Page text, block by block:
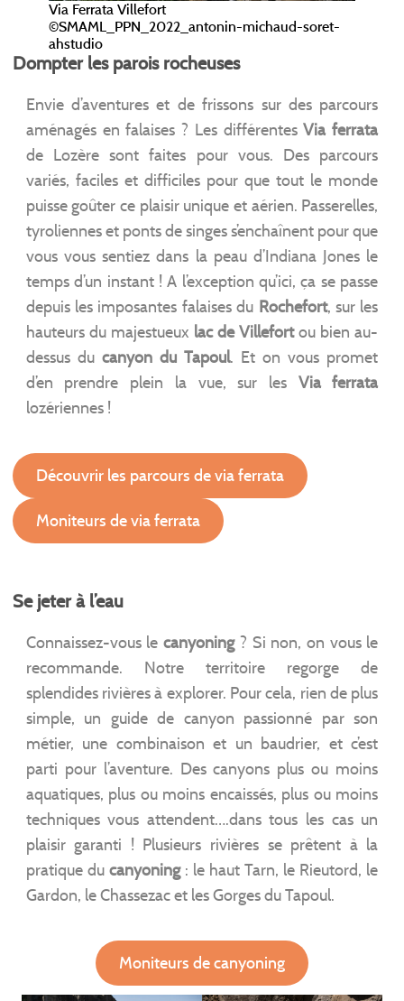
Via Ferrata Villefort
©SMAML_PPN_2022_antonin-michaud-soret-
ahstudio
Dompter les parois rocheuses
Envie d’aventures et de frissons sur des parcours
aménagés en falaises ? Les différentesVia ferrata
de Lozère sont faites pour vous. Des parcours
variés, faciles et difficiles pour que tout le monde
puisse goûter ce plaisir unique et aérien. Passerelles,
tyroliennes et ponts de singes s’enchaînent pour que
vous vous sentiez dans la peau d’Indiana Jones le
temps d’un instant ! A l’exception qu’ici, ça se passe
depuis les imposantes falaises du Rochefort, sur les
hauteurs du majestueux lac de Villefortou bien au-
dessus du canyon du Tapoul. Et on vous promet
d’en prendre plein la vue, sur les Via ferrata
lozériennes !
Découvrir les parcours de via ferrata
Moniteurs de via ferrata
Se jeter à l’eau
Connaissez-vous lecanyoning? Si non, on vous le
recommande. Notre territoire regorge de
splendides rivières à explorer. Pour cela, rien de plus
simple, un guide de canyon passionné par son
métier, une combinaison et un baudrier, et c’est
parti pour l’aventure. Des canyons plus ou moins
aquatiques, plus ou moins encaissés, plus ou moins
techniques vous attendent….dans tous les cas un
plaisir garanti ! Plusieurs rivières se prêtent à la
pratique du canyoning: le haut Tarn, le Rieutord, le
Gardon, le Chassezac et les Gorges du Tapoul.
Moniteurs de canyoning